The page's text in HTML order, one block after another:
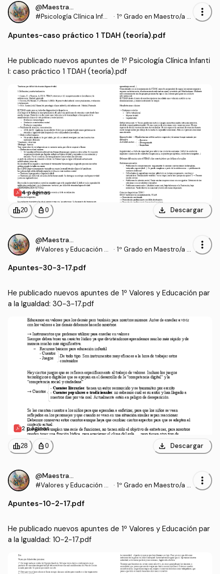
@Maestrasu
#Psicología Clínica Infan
· 1º Grado en Maestro/a d
C)
more_vert
Apuntes-caso práctico 1 TDAH (teoría).pdf
He publicado nuevos apuntes de 1º Psicología Clínica Infanti
l: caso práctico 1 TDAH (teoría).pdf
4 páginas
leaderboard20 personal_bag 0 download Descargar
@Maestrasu
#Valores y Educación p
· 1º Grado en Maestro/a d
more_vert
Apuntes-30-3-17.pdf
He publicado nuevos apuntes de 1º Valores y Educación par
a la Igualdad: 30-3-17.pdf
2 páginas
leaderboard28 personal_bag 0 download Descargar
@Maestrasu
#Valores y Educación p
· 1º Grado en Maestro/a d
more_vert
Apuntes-10-2-17.pdf
He publicado nuevos apuntes de 1º Valores y Educación par
a la Igualdad: 10-2-17.pdf